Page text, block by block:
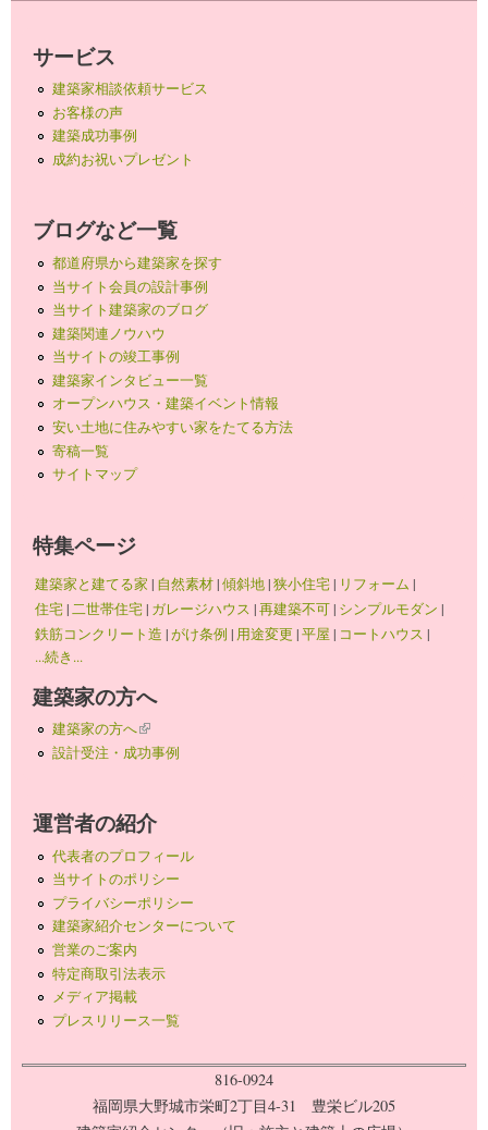
サービス
建築家相談依頼サービス
お客様の声
建築成功事例
成約お祝いプレゼント
ブログなど一覧
都道府県から建築家を探す
当サイト会員の設計事例
当サイト建築家のブログ
建築関連ノウハウ
当サイトの竣工事例
建築家インタビュー一覧
オープンハウス・建築イベント情報
安い土地に住みやすい家をたてる方法
寄稿一覧
サイトマップ
特集ページ
建築家と建てる家 | 自然素材|傾斜地|狭小住宅| リフォーム |
住宅| 二世帯住宅| ガレージハウス |再建築不可| シンプルモダン |
鉄筋コンクリート造 |がけ条例 | 用途変更 |平屋 | コートハウス |
...続き...
建築家の方へ
建築家の方へ(link is external)
設計受注・成功事例
運営者の紹介
代表者のプロフィール
当サイトのポリシー
プライバシーポリシー
建築家紹介センターについて
営業のご案内
特定商取引法表示
メディア掲載
プレスリリース一覧
816-0924
福岡県大野城市栄町2丁目4-31 豊栄ビル205